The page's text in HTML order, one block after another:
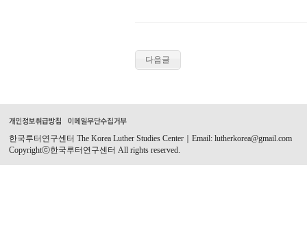
다음글
한국루터연구센터 The Korea Luther Studies Center｜Email: lutherkorea@gmail.com
Copyrightⓒ한국루터연구센터 All rights reserved.